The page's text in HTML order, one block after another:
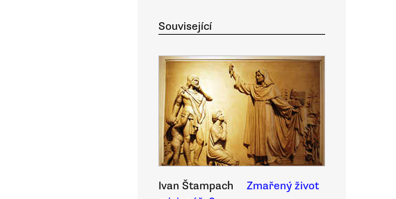
Související
Ivan Štampach
Zmařený život